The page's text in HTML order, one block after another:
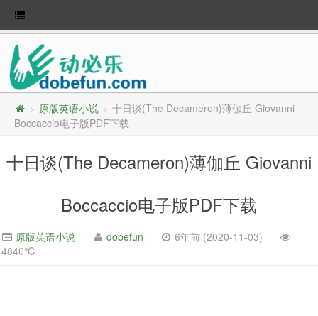
> 原版英语小说 > 十日谈(The Decameron)薄伽丘 Giovanni
Boccaccio电子版PDF下载
十日谈(The Decameron)薄伽丘 Giovanni
Boccaccio电子版PDF下载
原版英语小说 dobefun
6年前 (2020-11-03)
4840℃